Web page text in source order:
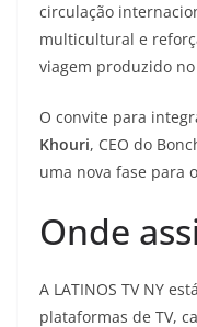
circulação
multicultural e
viagem produzido
O convite para
Khouri, CEO do
uma nova fase para
Onde
A LATINOS TV NY
plataformas de TV,